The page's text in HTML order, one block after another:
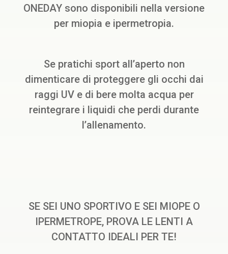
ONEDAY sono disponibili nella versione
per miopia e ipermetropia.
Se pratichi sport all’aperto non
dimenticare di proteggere gli occhi dai
raggi UV e di bere molta acqua per
reintegrare i liquidi che perdi durante
l’allenamento.
SE SEI UNO SPORTIVO E SEI MIOPE O
IPERMETROPE, PROVA LE LENTI A
CONTATTO IDEALI PER TE!